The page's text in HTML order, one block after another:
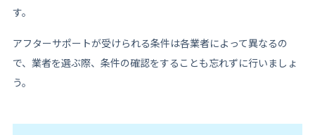
す。
アフターサポートが受けられる条件は各業者によって異なるの
で、業者を選ぶ際、条件の確認をすることも忘れずに行いましょ
う。